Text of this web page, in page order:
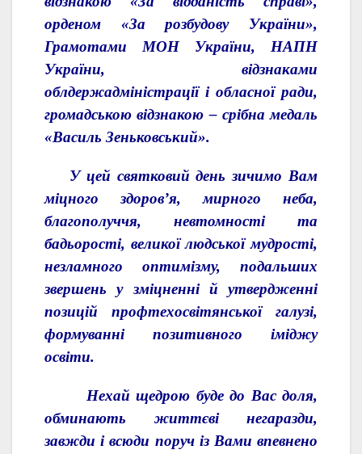
орденом «За розбудову України»,
Грамотами МОН України, НАПН
України, відзнаками
облдержадміністрації і обласної ради,
громадською відзнакою – срібна медаль
«Василь Зеньковський».
У цей святковий день зичимо Вам
міцного здоров’я, мирного неба,
благополуччя, невтомності та
бадьорості, великої людської мудрості,
незламного оптимізму, подальших
звершень у зміцненні й утвердженні
позицій профтехосвітянської галузі,
формуванні позитивного іміджу
освіти.
Нехай щедрою буде до Вас доля,
обминають життєві негаразди,
завжди і всюди поруч із Вами впевнено